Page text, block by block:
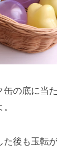
缶の底に当
た後も玉転